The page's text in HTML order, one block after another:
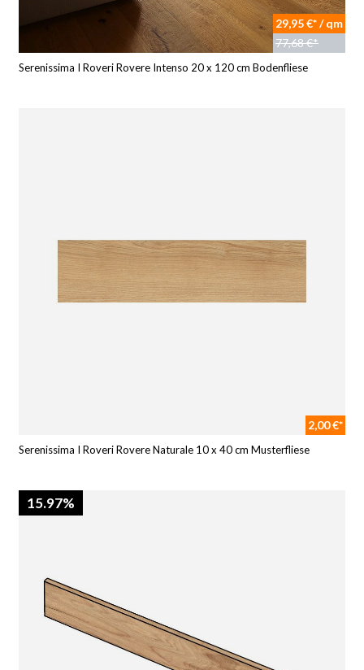
29,95 €* / qm
77,68 €*
Serenissima I Roveri Rovere Intenso 20 x 120 cm Bodenfliese
2,00 €*
Serenissima I Roveri Rovere Naturale 10 x 40 cm Musterfliese
15.97%